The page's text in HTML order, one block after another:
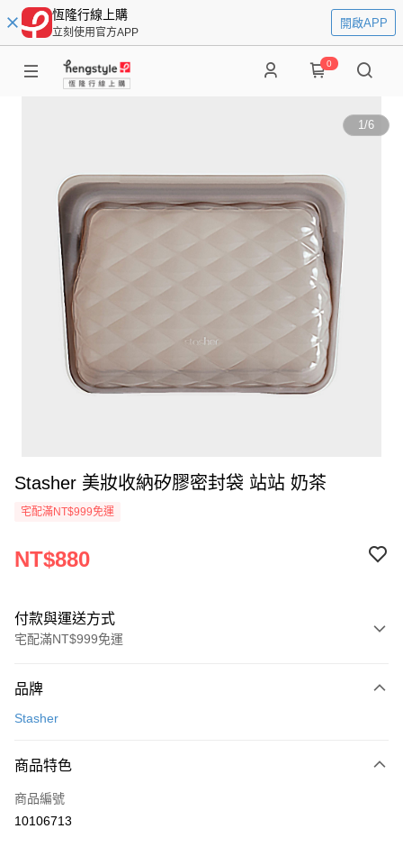
恆隆行線上購
立刻使用官方APP
開啟APP
0
1/6
Stasher 美妝收納矽膠密封袋 站站 奶茶
宅配滿NT$999免運
NT$880
付款與運送方式
宅配滿NT$999免運
信用卡一次付款
3 期 0 利率 每期
合作金庫商業銀行
上海商業儲蓄銀行
合作金庫商業銀行
即享券
品牌
Stasher
商品特色
商品編號
10106713